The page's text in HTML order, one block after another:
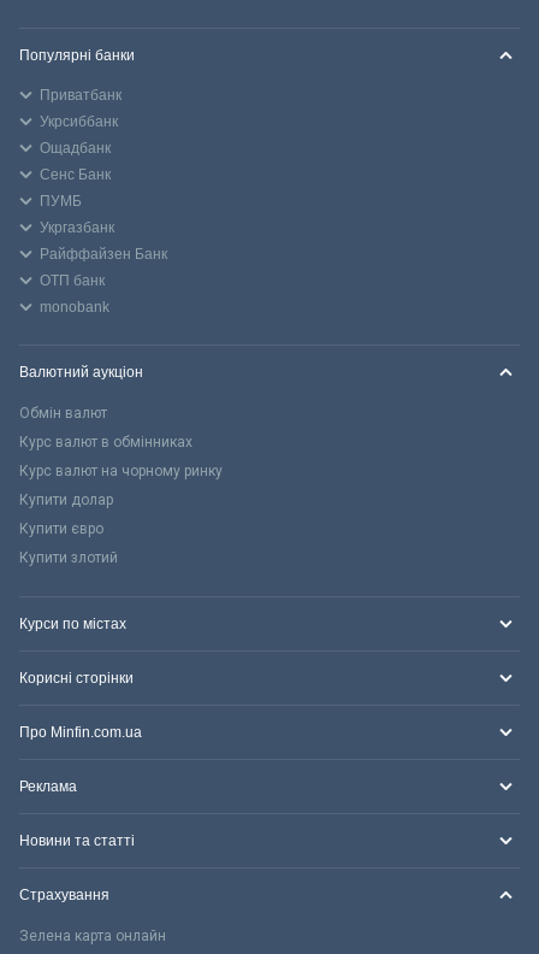
Популярні банки
Приватбанк
Укрсиббанк
Ощадбанк
Сенс Банк
ПУМБ
Укргазбанк
Райффайзен Банк
ОТП банк
monobank
Валютний аукціон
Обмін валют
Курс валют в обмінниках
Курс валют на чорному ринку
Купити долар
Купити євро
Купити злотий
Курси по містах
Корисні сторінки
Про Minfin.com.ua
Реклама
Новини та статті
Страхування
Зелена карта онлайн